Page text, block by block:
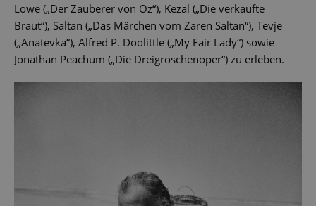
Löwe („Der Zauberer von Oz“), Kezal („Die verkaufte
Braut“), Saltan („Das Märchen vom Zaren Saltan“), Tevje
(„Anatevka“), Alfred P. Doolittle („My Fair Lady“) sowie
Jonathan Peachum („Die Dreigroschenoper“) zu erleben.